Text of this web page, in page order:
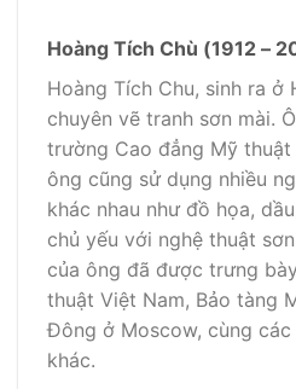
Hoàng Tích Chù (1912 –
Hoàng Tích Chu, sinh ra ở
chuyên vẽ tranh sơn mài.
trường Cao đẳng Mỹ thuật
ông cũng sử dụng nhiều
khác nhau như đồ họa,
chủ yếu với nghệ thuật
của ông đã được trưng
thuật Việt Nam, Bảo tàng
Đông ở Moscow, cùng
khác.